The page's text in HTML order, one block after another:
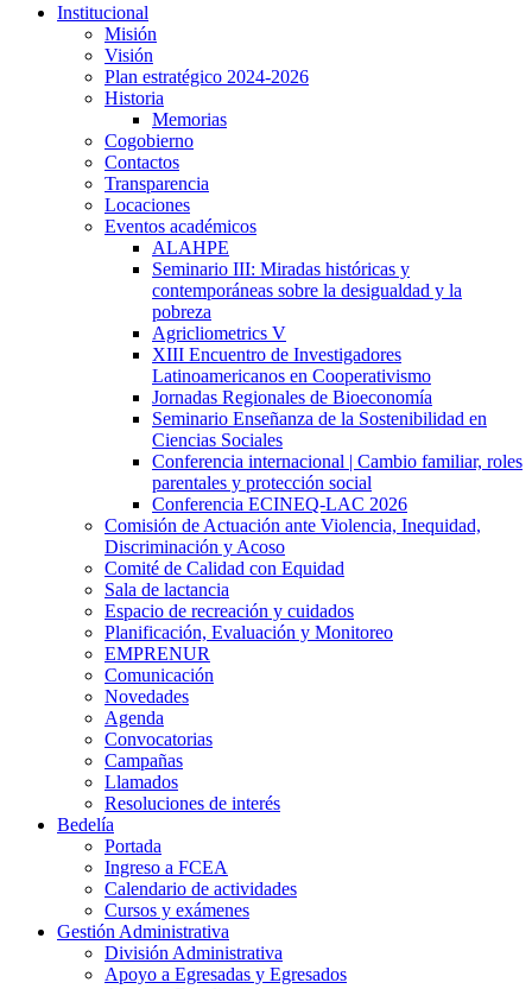
Institucional
Misión
Visión
Plan estratégico 2024-2026
Historia
Memorias
Cogobierno
Contactos
Transparencia
Locaciones
Eventos académicos
ALAHPE
Seminario III: Miradas históricas y
contemporáneas sobre la desigualdad y la
pobreza
Agricliometrics V
XIII Encuentro de Investigadores
Latinoamericanos en Cooperativismo
Jornadas Regionales de Bioeconomía
Seminario Enseñanza de la Sostenibilidad en
Ciencias Sociales
Conferencia internacional | Cambio familiar, roles
parentales y protección social
Conferencia ECINEQ-LAC 2026
Comisión de Actuación ante Violencia, Inequidad,
Discriminación y Acoso
Comité de Calidad con Equidad
Sala de lactancia
Espacio de recreación y cuidados
Planificación, Evaluación y Monitoreo
EMPRENUR
Comunicación
Novedades
Agenda
Convocatorias
Campañas
Llamados
Resoluciones de interés
Bedelía
Portada
Ingreso a FCEA
Calendario de actividades
Cursos y exámenes
Gestión Administrativa
División Administrativa
Apoyo a Egresadas y Egresados